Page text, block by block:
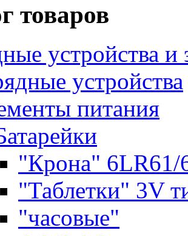
товаров
устройства
устройства
питания
"Крона" 6LR61/
"Таблетки" 3V
"часовые"